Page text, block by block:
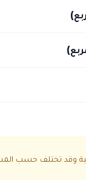
وقد تختلف حسب